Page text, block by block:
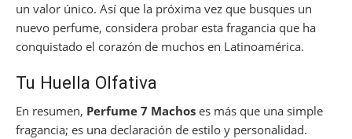
un valor único. Así que la próxima vez que busques un
nuevo perfume, considera probar esta fragancia que ha
conquistado el corazón de muchos en Latinoamérica.
Tu Huella Olfativa
En resumen, Perfume 7 Machos es más que una simple
fragancia; es una declaración de estilo y personalidad.